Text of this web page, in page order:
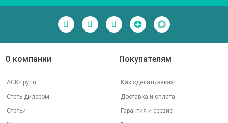
О компании
АСК-Групп
Стать дилером
Статьи
Покупателям
Как сделать заказ
Доставка и оплата
Гарантия и сервис